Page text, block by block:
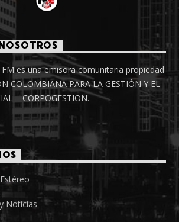
es una emisora comunitaria propiedad
COLOMBIANA PARA LA GESTIÓN Y EL
– CORPOGESTION.
Noticias